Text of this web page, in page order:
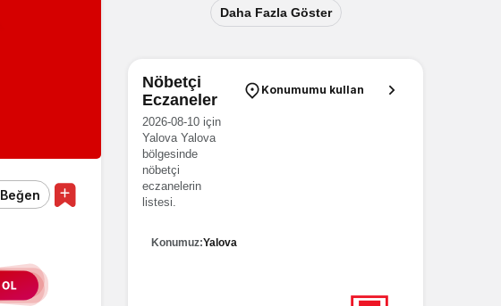
Beğen
Daha Fazla Göster
Nöbetçi
Eczaneler
2026-08-10 için
Yalova Yalova
bölgesinde
nöbetçi
eczanelerin
listesi.
Konumuz:Yalova
Konumumu kullan